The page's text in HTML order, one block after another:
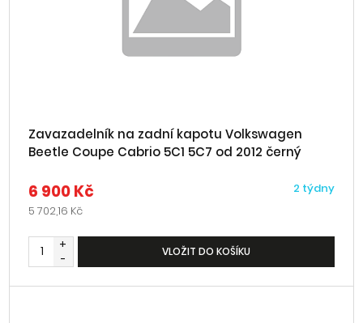
Zavazadelník na zadní kapotu Volkswagen
Beetle Coupe Cabrio 5C1 5C7 od 2012 černý
6 900 Kč
5 702,16 Kč
2 týdny
+
-
VLOŽIT DO KOŠÍKU